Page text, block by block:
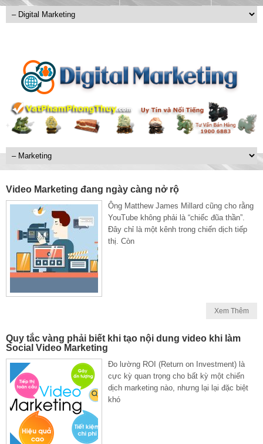
Video Marketing đang ngày càng nở rộ
Ông Matthew James Millard cũng cho rằng
YouTube không phải là “chiếc đũa thần”.
Đây chỉ là một kênh trong chiến dịch tiếp
thị. Còn
Xem Thêm
Quy tắc vàng phải biết khi tạo nội dung video khi làm
Social Video Marketing
Đo lường ROI (Return on Investment) là
cực kỳ quan trọng cho bất kỳ một chiến
dịch marketing nào, nhưng lại lại đặc biệt
khó